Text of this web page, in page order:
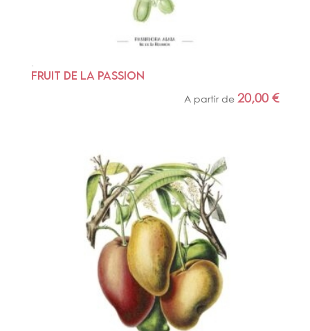
FRUIT DE LA PASSION
A partir de20,00€